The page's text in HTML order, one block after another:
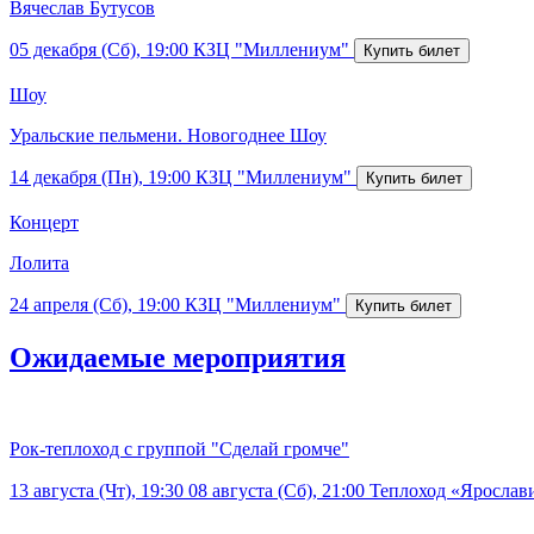
Вячеслав Бутусов
05 декабря (Сб), 19:00 КЗЦ "Миллениум"
Шоу
Уральские пельмени. Новогоднее Шоу
14 декабря (Пн), 19:00 КЗЦ "Миллениум"
Концерт
Лолита
24 апреля (Сб), 19:00 КЗЦ "Миллениум"
Ожидаемые мероприятия
Рок-теплоход с группой "Сделай громче"
13 августа (Чт), 19:30 08 августа (Сб), 21:00 Теплоход